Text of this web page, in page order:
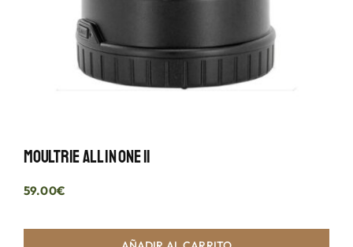
Moultrie All In One II
59.00€